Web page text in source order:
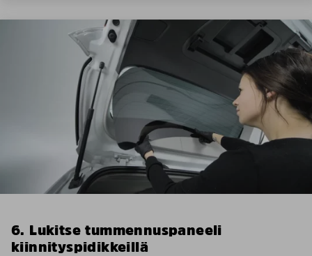
6. Lukitse tummennuspaneeli
kiinnityspidikkeillä